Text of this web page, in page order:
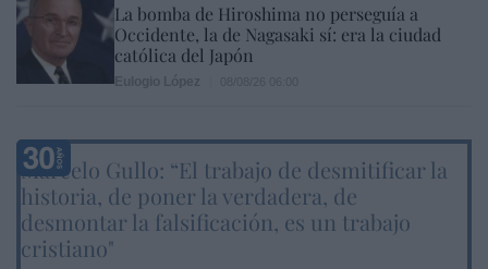
La bomba de Hiroshima no perseguía a
Occidente, la de Nagasaki sí: era la ciudad
católica del Japón
Marcelo Gullo: “El trabajo de desmitificar la
historia, de poner la verdadera, de
desmontar la falsificación, es un trabajo
cristiano"